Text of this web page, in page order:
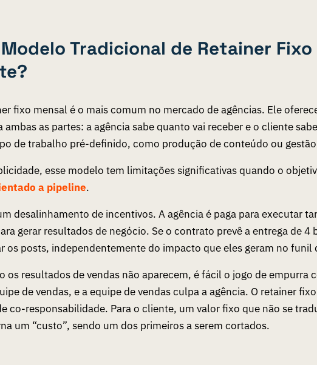
Tradicional de Retainer Fixo
fixo mensal é o mais comum no mercado de agências. Ele
ambas as partes: a agência sabe quanto vai receber e o cliente
de trabalho pré-definido, como produção de conteúdo ou
esse modelo tem limitações significativas quando o
a pipeline.
desalinhamento de incentivos. A agência é paga para executar
gerar resultados de negócio. Se o contrato prevê a entrega de 4
os posts, independentemente do impacto que eles geram no funil
os resultados de vendas não aparecem, é fácil o jogo de empurra
de vendas, e a equipe de vendas culpa a agência. O retainer
co-responsabilidade. Para o cliente, um valor fixo que não se
um “custo”, sendo um dos primeiros a serem cortados.